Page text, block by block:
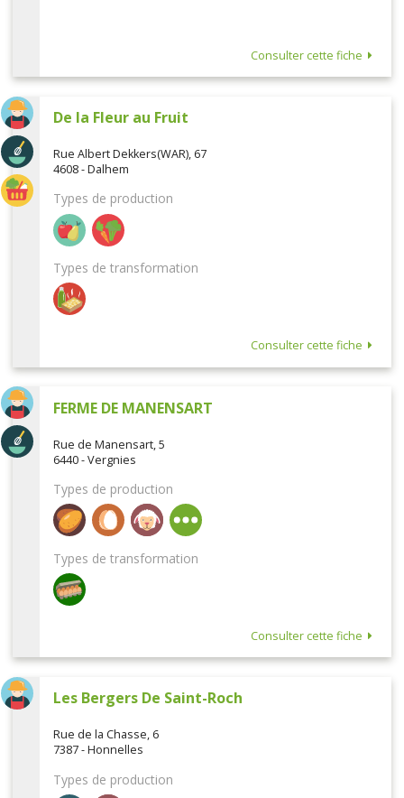
Consulter cette fiche
De la Fleur au Fruit
Rue Albert Dekkers(WAR), 67
4608 - Dalhem
Types de production
Types de transformation
Consulter cette fiche
FERME DE MANENSART
Rue de Manensart, 5
6440 - Vergnies
Types de production
Types de transformation
Consulter cette fiche
Les Bergers De Saint-Roch
Rue de la Chasse, 6
7387 - Honnelles
Types de production